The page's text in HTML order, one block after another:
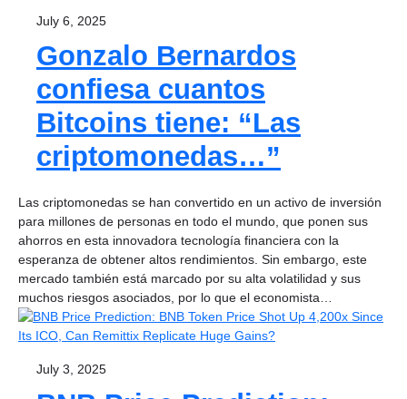
July 6, 2025
Gonzalo Bernardos
confiesa cuantos
Bitcoins tiene: “Las
criptomonedas…”
Las criptomonedas se han convertido en un activo de inversión
para millones de personas en todo el mundo, que ponen sus
ahorros en esta innovadora tecnología financiera con la
esperanza de obtener altos rendimientos. Sin embargo, este
mercado también está marcado por su alta volatilidad y sus
muchos riesgos asociados, por lo que el economista…
July 3, 2025